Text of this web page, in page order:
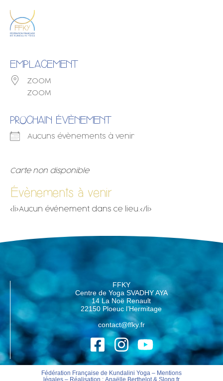
EMPLACEMENT
ZOOM
ZOOM
PROCHAIN ÉVÈNEMENT
Aucuns évènements à venir
Carte non disponible
Évènements à venir
<li>Aucun événement dans ce lieu.</li>
FFKY
Centre de Yoga SVADHY AYA
14 La Noë Renault
22150 Ploeuc l’Hermitage
contact@ffky.fr
Fédération Française de Kundalini Yoga – Mentions
légales– Réalisation : Anaëlle Berthelot& Slong.fr